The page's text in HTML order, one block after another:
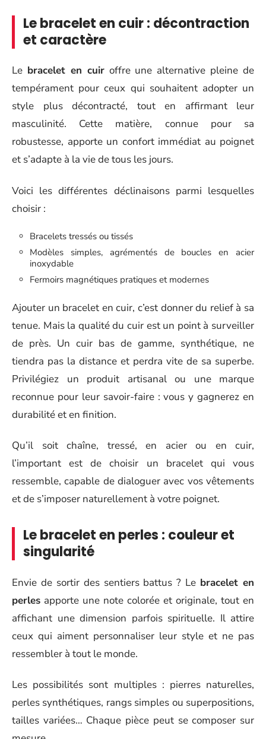
Le bracelet en cuir : décontraction
et caractère
Le bracelet en cuiroffre une alternative pleine de
tempérament pour ceux qui souhaitent adopter un
style plus décontracté, tout en affirmant leur
masculinité. Cette matière, connue pour sa
robustesse, apporte un confort immédiat au poignet
et s’adapte à la vie de tous les jours.
Voici les différentes déclinaisons parmi lesquelles
choisir :
Bracelets tressés ou tissés
Modèles simples, agrémentés de boucles en acier
inoxydable
Fermoirs magnétiques pratiques et modernes
Ajouter un bracelet en cuir, c’est donner du relief à sa
tenue. Mais la qualité du cuir est un point à surveiller
de près. Un cuir bas de gamme, synthétique, ne
tiendra pas la distance et perdra vite de sa superbe.
Privilégiez un produit artisanal ou une marque
reconnue pour leur savoir-faire : vous y gagnerez en
durabilité et en finition.
Qu’il soit chaîne, tressé, en acier ou en cuir,
l’important est de choisir un bracelet qui vous
ressemble, capable de dialoguer avec vos vêtements
et de s’imposer naturellement à votre poignet.
Le bracelet en perles : couleur et
singularité
Envie de sortir des sentiers battus ? Le bracelet en
perles apporte une note colorée et originale, tout en
affichant une dimension parfois spirituelle. Il attire
ceux qui aiment personnaliser leur style et ne pas
ressembler à tout le monde.
Les possibilités sont multiples : pierres naturelles,
perles synthétiques, rangs simples ou superpositions,
tailles variées… Chaque pièce peut se composer sur